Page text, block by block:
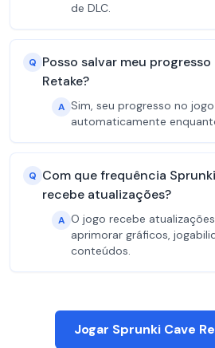
de DLC.
Q Posso salvar meu
Retake?
A Sim, seu progresso no
automaticamente
Q Com que frequência
recebe atualizações?
A O jogo recebe
aprimorar gráficos,
conteúdos.
Jogar Sprunki Cave